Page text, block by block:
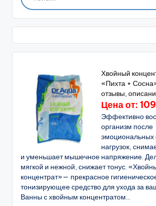
Хвойный
«Пихта +
отзывы,
Цена от:
Эффективно
организм после
эмоциональных
нагрузок,
и уменьшает мышечное напряжение.
мягкой и нежной, снижает тонус.
концентрат»— прекрасное
тонизирующее средство для ухода за
Ванны с хвойным концентратом...